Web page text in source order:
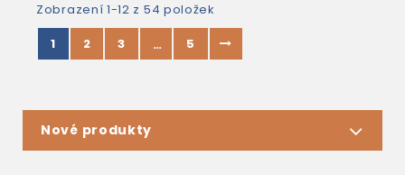
Zobrazení 1-12 z 54 položek
1
2 3 … 5
Nové produkty